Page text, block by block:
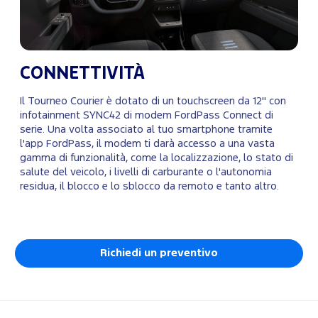
CONNETTIVITÀ
Il Tourneo Courier è dotato di un touchscreen da 12" con
infotainment SYNC42 di modem FordPass Connect di
serie. Una volta associato al tuo smartphone tramite
l'app FordPass, il modem ti darà accesso a una vasta
gamma di funzionalità, come la localizzazione, lo stato di
salute del veicolo, i livelli di carburante o l'autonomia
residua, il blocco e lo sblocco da remoto e tanto altro.
Richiedi un preventivo